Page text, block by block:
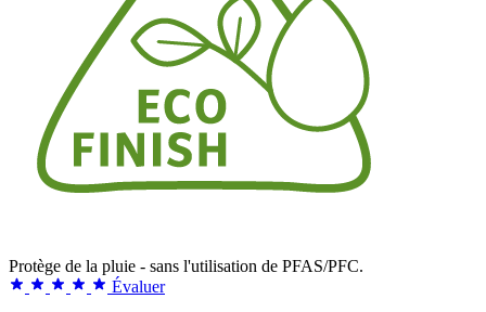
Protège de la pluie - sans l'utilisation de PFAS/PFC.
Évaluer